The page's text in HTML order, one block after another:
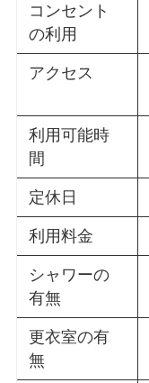
コンセント
の利用
アクセス
利用可能時
間
定休日
利用料金
シャワーの
有無
更衣室の有
無